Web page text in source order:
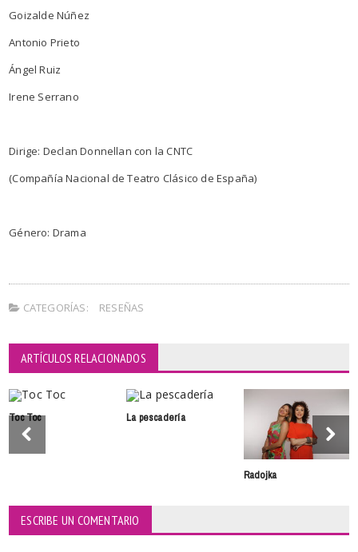
Goizalde Núñez
Antonio Prieto
Ángel Ruiz
Irene Serrano
Dirige: Declan Donnellan con la CNTC
(Compañía Nacional de Teatro Clásico de España)
Género: Drama
CATEGORÍAS: RESEÑAS
ARTÍCULOS RELACIONADOS
Toc Toc La pescadería
Radojka
ESCRIBE UN COMENTARIO